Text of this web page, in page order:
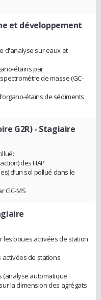
et développement
d'analyse sur eaux et
étains par
de masse (GC-
étains de sédiments
G2R)- Stagiaire
des HAP
d’un sol pollué dans le
GC-MS
les boues activées de station
activées de stations
(analyse automatique
la dimension des agrégats